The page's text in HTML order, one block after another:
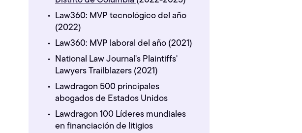
Law360: MVP tecnológico del año
(2022)
Law360: MVP laboral del año (2021)
National Law Journal's Plaintiffs'
Lawyers Trailblazers (2021)
Lawdragon 500 principales
abogados de Estados Unidos
Lawdragon 100 Líderes mundiales
en financiación de litigios